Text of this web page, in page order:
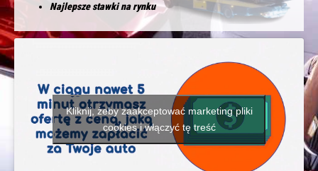
Najlepsze stawki na rynku
Kliknij, żeby zaakceptować marketing pliki
cookies i włączyć tę treść